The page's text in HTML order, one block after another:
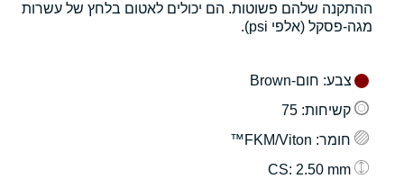
ההתקנה שלהם פשוטות. הם יכולים לאטום בלחץ של עשרות
מגה-פסקל (אלפי psi).
צבע: חום-Brown
קשיחות: 75
חומר: FKM/Viton™
: 2.50 mm